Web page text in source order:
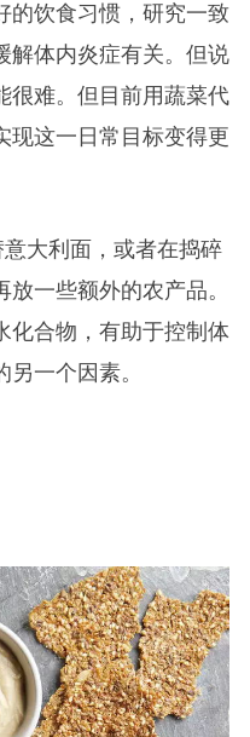
的饮食习惯，研究一致
解体内炎症有关。但说
很难。但目前用蔬菜代
现这一日常目标变得更
意大利面，或者在捣碎
一些额外的农产品。
化合物，有助于控制体
一个因素。